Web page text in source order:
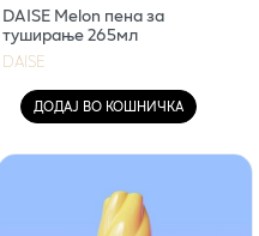
DAISE Melon пена за
туширање 265мл
DAISE
ДОДАЈ ВО КОШНИЧКА